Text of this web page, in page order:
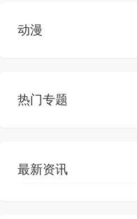
动漫
热门专题
最新资讯